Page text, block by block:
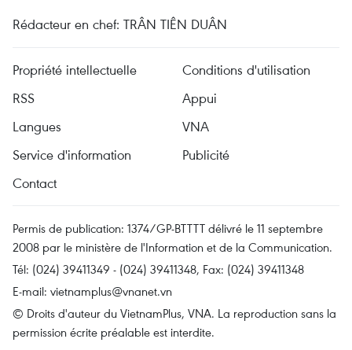
Rédacteur en chef: TRÂN TIÊN DUÂN
Propriété intellectuelle
Conditions d'utilisation
RSS
Appui
Langues
VNA
Service d'information
Publicité
Contact
Permis de publication: 1374/GP-BTTTT délivré le 11 septembre
2008 par le ministère de l'Information et de la Communication.
Tél: (024) 39411349 - (024) 39411348, Fax: (024) 39411348
E-mail: vietnamplus@vnanet.vn
© Droits d'auteur du VietnamPlus, VNA. La reproduction sans la
permission écrite préalable est interdite.